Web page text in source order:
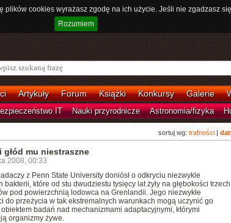
cookies wyrażasz zgodę na ich użycie. Jeśli nie zgadzasz
Rozumiem
Artykuły Forum Książki Konkursy Galerie
IT Nauki przyrodnicze Astronomia/fizyka
sortuj wg: trafności|
głód mu niestraszne
2008, 00:33
z Penn State University doniósł o odkryciu niezwykle
bakterii, które od stu dwudziestu tysięcy lat żyły na głębokości trzech
pod powierzchnią lodowca na Grenlandii. Jego niezwykłe
do przeżycia w tak ekstremalnych warunkach mogą uczynić go
badań nad mechanizmami adaptacyjnymi, którymi
organizmy żywe.